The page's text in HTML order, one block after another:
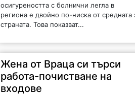
осигуреността с болнични легла в
региона е двойно по-ниска от средната
страната. Това показват...
Жена от Враца си търси
работа-почистване на
входове